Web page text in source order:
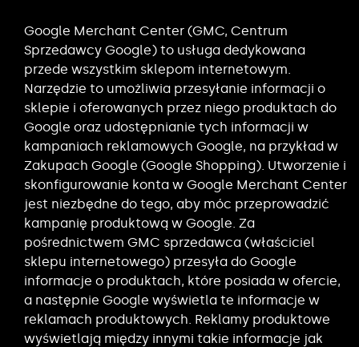
Google Merchant Center (GMC, Centrum
Sprzedawcy Google) to usługa dedykowana
przede wszystkim sklepom internetowym.
Narzędzie to umożliwia przesyłanie informacji o
sklepie i oferowanych przez niego produktach do
Google oraz udostępnianie tych informacji w
kampaniach reklamowych Google, na przykład w
Zakupach Google (Google Shopping). Utworzenie i
skonfigurowanie konta w Google Merchant Center
jest niezbędne do tego, aby móc przeprowadzić
kampanię produktową w Google. Za
pośrednictwem GMC sprzedawca (właściciel
sklepu internetowego) przesyła do Google
informacje o produktach, które posiada w ofercie,
a następnie Google wyświetla te informacje w
reklamach produktowych. Reklamy produktowe
wyświetlają między innymi takie informacje jak